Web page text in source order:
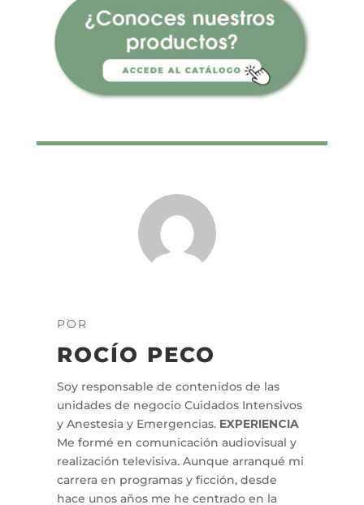
POR
ROCÍO PECO
Soy responsable de contenidos de las
unidades de negocio Cuidados Intensivos
y Anestesia y Emergencias. EXPERIENCIA
Me formé en comunicación audiovisual y
realización televisiva. Aunque arranqué mi
carrera en programas y ficción, desde
hace unos años me he centrado en la